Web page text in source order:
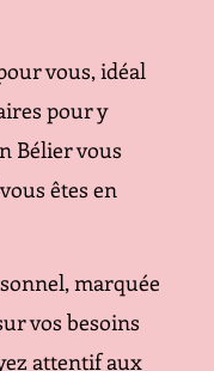
vous, idéal
pour y
Bélier vous
êtes en
marquée
vos besoins
attentif aux